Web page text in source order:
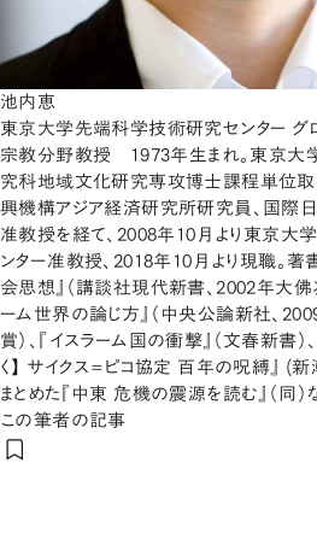
池内恵
東京大学先端科学技術研究センター グロ
宗教分野教授 1973年生まれ。東京大
究科地域文化研究専攻博士課程単位取
興機構アジア経済研究所研究員、国際
准教授を経て、2008年10月より東京大
ンター准教授、2018年10月より現職。著
会思想』（講談社現代新書、2002年大佛
ーム世界の論じ方』（中央公論新社、
賞）、『イスラーム国の衝撃』（文春新書）
く】 サイクス=ピコ協定 百年の呪縛』 (
まとめた『中東 危機の震源を読む』（同）
この筆者の記事